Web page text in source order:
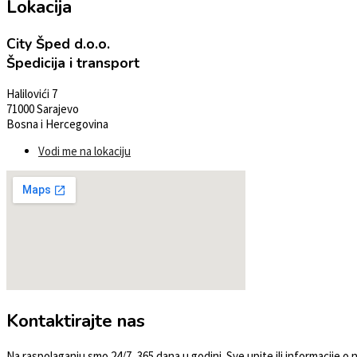
Lokacija
City Šped d.o.o.
Špedicija i transport
Halilovići 7
71000 Sarajevo
Bosna i Hercegovina
Vodi me na lokaciju
Kontaktirajte nas